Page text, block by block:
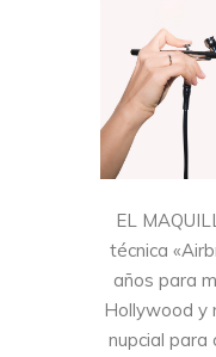
EL
técnica
años para
Hollywood y
nupcial para